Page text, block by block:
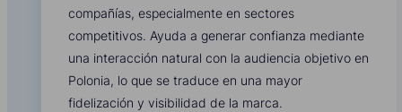
compañías, especialmente en sectores
competitivos. Ayuda a generar confianza mediante
una interacción natural con la audiencia objetivo en
Polonia, lo que se traduce en una mayor
fidelización y visibilidad de la marca.